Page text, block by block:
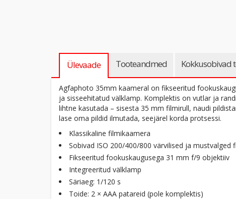
Ülevaade Tooteandmed Kokkusobivad
Agfaphoto 35mm kaameral on fikseeritud
ja sisseehitatud välklamp. Komplektis on vutlar ja
lihtne kasutada – sisesta 35 mm filmirull, naudi
lase oma pildid ilmutada, seejärel korda protsessi.
Klassikaline filmikaamera
Sobivad ISO 200/400/800 värvilised ja mustvalged
Fikseeritud fookuskaugusega 31 mm f/9 objektiiv
Integreeritud välklamp
Säriaeg: 1/120 s
Toide: 2 × AAA patareid (pole komplektis)